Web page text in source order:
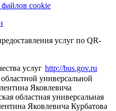
cookie
услуг по QR-
http://bus.gov.ru
универсальной
Яковлевича
областная универсальная
Яковлевича Курбатова